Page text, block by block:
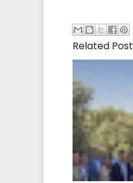
Related Post